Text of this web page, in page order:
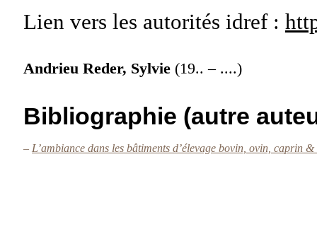
Lien vers les autorités idref :
Andrieu Reder, Sylvie (19.. – ....)
Bibliographie (autre
– L’ambiance dans les bâtiments d’élevage bovin, ovin, caprin